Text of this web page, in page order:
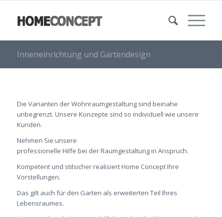
Inneneinrichtung und Gartendesign
Die Varianten der Wohnraumgestaltung sind beinahe
unbegrenzt. Unsere Konzepte sind so individuell wie unsere
Kunden.
Nehmen Sie unsere
professionelle Hilfe bei der Raumgestaltung in Anspruch.
Kompetent und stilsicher realisiert Home Concept Ihre
Vorstellungen.
Das gilt auch für den Garten als erweiterten Teil Ihres
Lebensraumes.